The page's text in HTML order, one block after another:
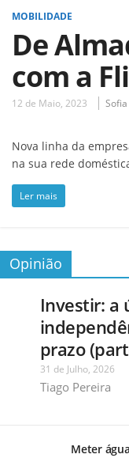
MOBILIDADE
De
com a
12 de Maio, 2023
Nova linha da
na sua rede
Ler mais
Opinião
Investir: a
prazo
31 de Julho, 2026
Tiago Pereira
Meter água